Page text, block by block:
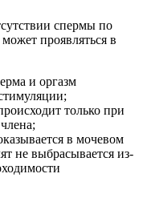
спермы по
проявляться в
и оргазм
только при
в мочевом
не выбрасывается из-